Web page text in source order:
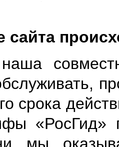
срока
«РосГид»